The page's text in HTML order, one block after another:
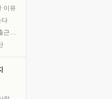
이유
다
흙이 된 몸으로 출근하는 여자